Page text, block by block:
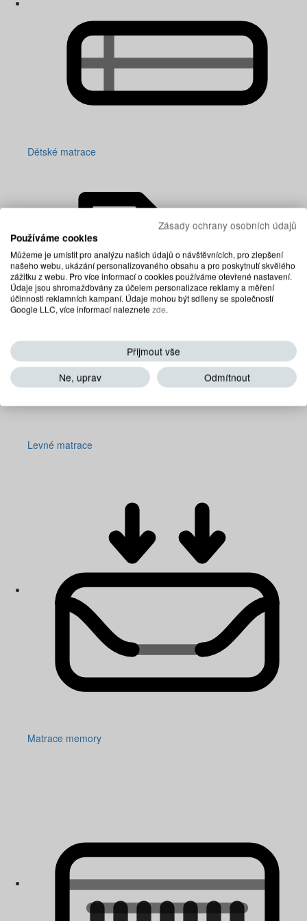
Dětské matrace
Levné matrace
Matrace memory
Zásady ochrany osobních údajů
Používáme cookies
Můžeme je umístit pro analýzu našich údajů o návštěvnících, pro zlepšení
našeho webu, ukázání personalizovaného obsahu a pro poskytnutí skvělého
zážitku z webu. Pro více informací o cookies používáme otevřené nastavení.
Údaje jsou shromažďovány za účelem personalizace reklamy a měření
účinnosti reklamních kampaní. Údaje mohou být sdíleny se společností
Google LLC, více informací naleznetezde.
Přijmout vše
Ne, uprav
Odmítnout